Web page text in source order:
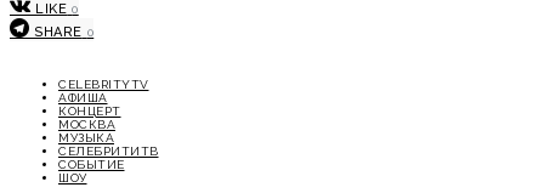
LIKE 0
SHARE 0
CELEBRITYTV
АФИША
КОНЦЕРТ
МОСКВА
МУЗЫКА
СЕЛЕБРИТИТВ
СОБЫТИЕ
ШОУ